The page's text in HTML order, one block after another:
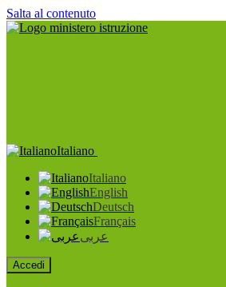
Salta al contenuto
Italiano
Italiano
English
Deutsch
Français
عربى
Accedi